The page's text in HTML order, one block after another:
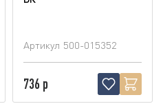
Артикул 500-015352
736 р